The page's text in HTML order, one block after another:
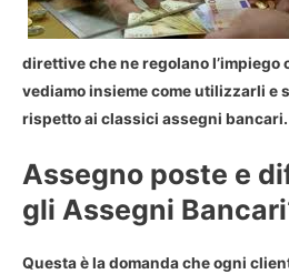
direttive che ne regolano l’impiego
vediamo insieme come utilizzarli e
rispetto ai classici assegni bancari.
Assegno poste e
gli Assegni
Questa è la domanda che ogni